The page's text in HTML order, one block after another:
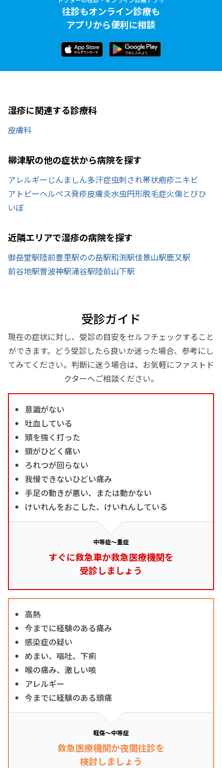
往診もオンライン診療も
アプリから便利に相談
湿疹に関連する診療科
皮膚科
柳津駅の他の症状から病院を探す
アレルギー じんましん多汗症虫刺され帯状疱疹ニキビ
アトピーヘルペス発疹皮膚炎水虫円形脱毛症火傷とびひ
いぼ
近隣エリアで湿疹の病院を探す
御岳堂駅陸前豊里駅のの岳駅和渕駅佳景山駅鹿又駅
前谷地駅曽波神駅涌谷駅陸前山下駅
受診ガイド
現在の症状に対し、受診の目安をセルフチェックすること
ができます。どう受診したら良いか迷った場合、参考にし
てみてください。判断に迷う場合は、お気軽にファストド
クターへご相談ください。
意識がない
吐血している
頭を強く打った
頭がひどく痛い
ろれつが回らない
我慢できないひどい痛み
手足の動きが悪い、または動かない
けいれんをおこした、けいれんしている
中等症～重症
すぐに救急車か救急医療機関を
受診しましょう
高熱
今までに経験のある痛み
感染症の疑い
めまい、嘔吐、下痢
喉の痛み、激しい咳
アレルギー
今までに経験のある頭痛
軽傷～中等症
救急医療機関か夜間往診を
検討しましょう